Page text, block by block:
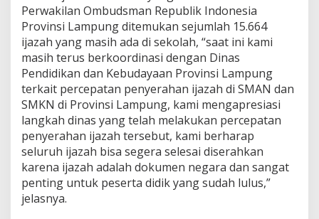
Perwakilan Ombudsman Republik Indonesia
Provinsi Lampung ditemukan sejumlah 15.664
ijazah yang masih ada di sekolah, “saat ini kami
masih terus berkoordinasi dengan Dinas
Pendidikan dan Kebudayaan Provinsi Lampung
terkait percepatan penyerahan ijazah di SMAN dan
SMKN di Provinsi Lampung, kami mengapresiasi
langkah dinas yang telah melakukan percepatan
penyerahan ijazah tersebut, kami berharap
seluruh ijazah bisa segera selesai diserahkan
karena ijazah adalah dokumen negara dan sangat
penting untuk peserta didik yang sudah lulus,”
jelasnya.